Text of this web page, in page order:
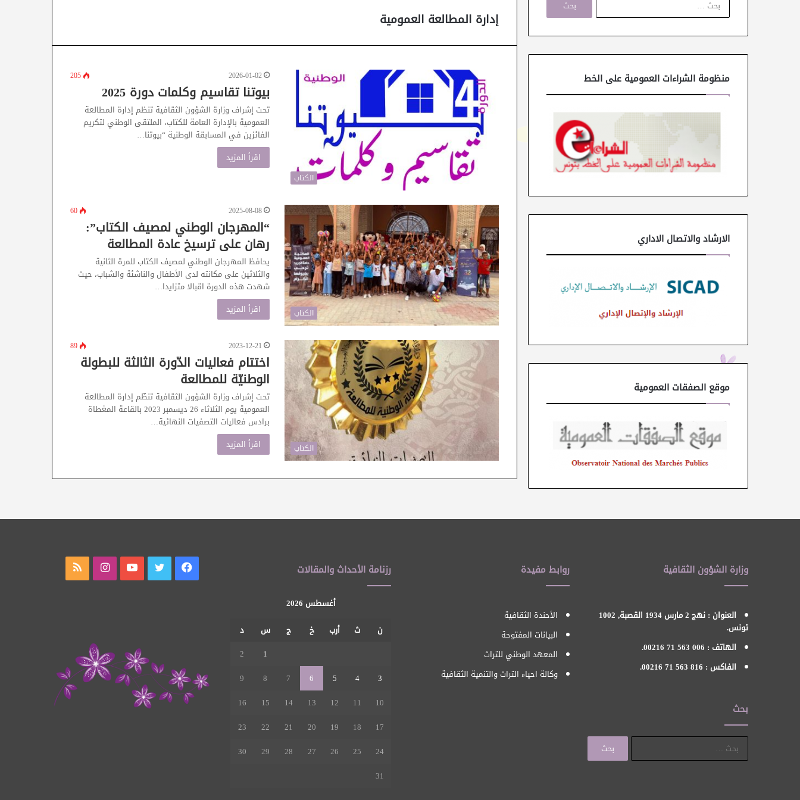
إدارة المطالعة العمومية
الكتاب
2026-01-02
205
بيوتنا تقاسيم وكلمات دورة 2025
تحت إشراف وزارة الشؤون الثقافية تنظم إدارة المطالعة
العمومية بالإدارة العامة للكتاب، الملتقى الوطني لتكريم
الفائزين في المسابقة الوطنية “بيوتنا…
اقرأ المزيد
الكتاب
2025-08-08
60
“المهرجان الوطني لمصيف الكتاب”:
رهان على ترسيخ عادة المطالعة
يحافظ المهرجان الوطني لمصيف الكتاب للمرة الثانية
والثلاثين على مكانته لدى الأطفال والناشئة والشباب، حيث
شهدت هذه الدورة اقبالا متزايدا…
اقرأ المزيد
الكتاب
2023-12-21
89
اختتام فعاليات الدّورة الثالثة للبطولة
الوطنيّة للمطالعة
تحت إشراف وزارة الشؤون الثقافية تنظّم إدارة المطالعة
العمومية يوم الثلاثاء 26 ديسمبر 2023 بالقاعة المغطاة
برادس فعاليات التصفيات النهائية…
اقرأ المزيد
ح
ن
منظومة الشراءات العمومية على الخط
الارشاد والاتصال الاداري
موقع الصفقات العمومية
وزارة الشؤون الثقافية
العنوان : نهج 2 مارس 1934 القصبة, 1002
تونس.
الهاتف : 006 563 71 00216.
الفاكس : 816 563 71 00216.
بحث
روابط مفيدة
الأحندة الثقافية
البيانات المفتوحة
المعهد الوطني للتراث
وكالة احياء التراث والتنمية الثقافية
رزنامة الأحداث والمقالات
أغسطس 2026
ن
ث أرب خ ج س
د
1
2
3
4
5
6
7
8
9
10
11
12
13
14
15
16
17
18
19
20
21
22
23
24
25
26
27
28
29
30
31
فيسبوك تويتر يوتيوب انستقرام